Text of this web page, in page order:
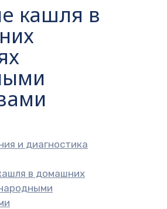
кашля в
и диагностика
в домашних